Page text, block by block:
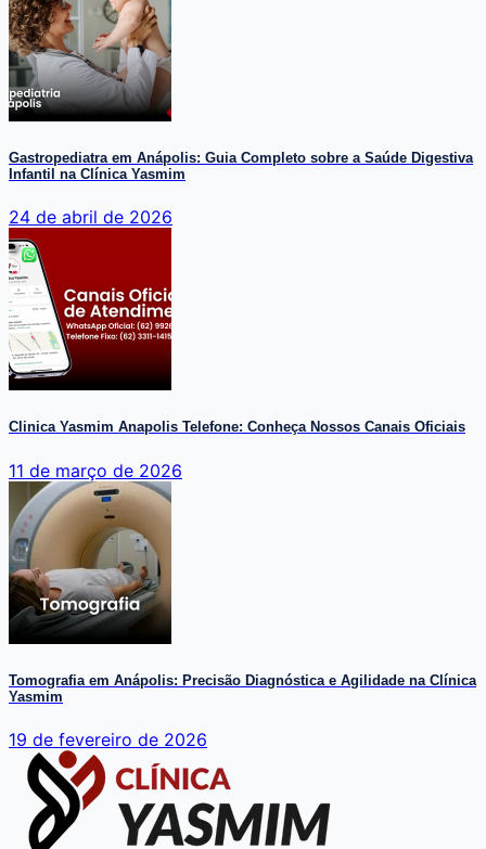
Gastropediatra em Anápolis: Guia Completo sobre a Saúde Digestiva
Infantil na Clínica Yasmim
24 de abril de 2026
Clinica Yasmim Anapolis Telefone: Conheça Nossos Canais Oficiais
11 de março de 2026
Tomografia em Anápolis: Precisão Diagnóstica e Agilidade na Clínica
Yasmim
19 de fevereiro de 2026